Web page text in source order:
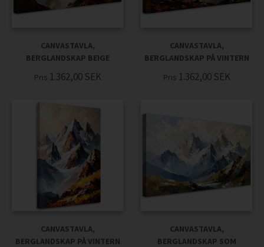
CANVASTAVLA,
BERGLANDSKAP BEIGE
Pris 1.362,00 SEK
CANVASTAVLA,
BERGLANDSKAP PÅ VINTERN
Pris 1.362,00 SEK
CANVASTAVLA,
BERGLANDSKAP PÅ VINTERN
CANVASTAVLA,
BERGLANDSKAP SOM